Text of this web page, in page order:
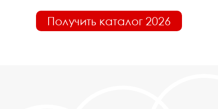
Получить каталог 2026